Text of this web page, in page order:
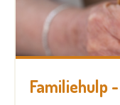
Familiehulp